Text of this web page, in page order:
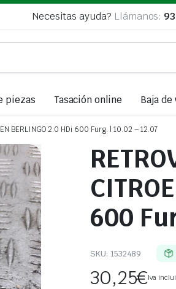
Necesitas ayuda? Llámanos:
piezas Tasación online Baja
BERLINGO 2.0 HDi 600 Furg. | 10.02 – 12.07
600
SKU: 1532489
30,25€Iva